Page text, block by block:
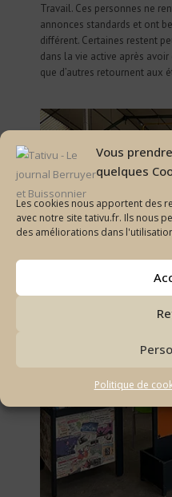
Vous
quelques
Les cookies nous apportent des
avec notre site tativu.fr. Ils nous
des améliorations dans
Politique de
Travail. Ces personnes ne
annonces standards et ont
différent. Certaines restent
dans la vie active après
que d’autres retournent aux